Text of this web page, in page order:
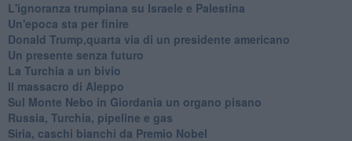
L'ignoranza trumpiana su Israele e Palestina
Un'epoca sta per finire
Donald Trump,quarta via di un presidente americano
Un presente senza futuro
La Turchia a un bivio
Il massacro di Aleppo
Sul Monte Nebo in Giordania un organo pisano
Russia, Turchia, pipeline e gas
Siria, caschi bianchi da Premio Nobel